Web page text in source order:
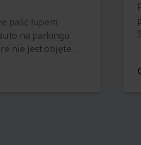
paść łupem
na parkingu
nie jest objęte
dużo, a